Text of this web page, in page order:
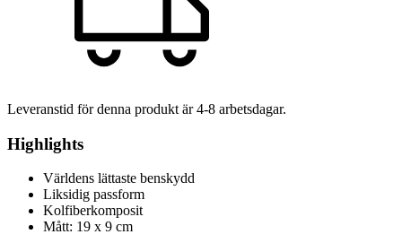
Leveranstid för denna produkt är4-8 arbetsdagar.
Highlights
Världens lättaste benskydd
Liksidig passform
Kolfiberkomposit
Mått: 19 x 9 cm